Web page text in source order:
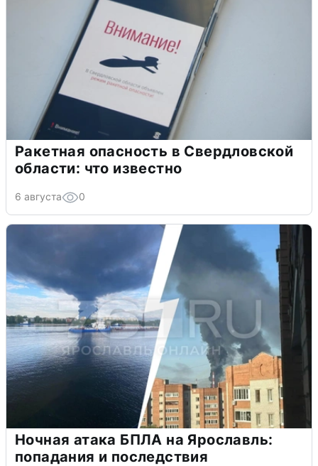
Ракетная опасность в Свердловской
области: что известно
6 августа 0
Ночная атака БПЛА на Ярославль:
попадания и последствия